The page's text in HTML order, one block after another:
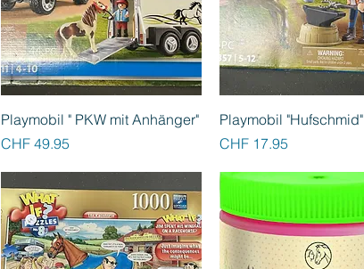
Schnellansicht
Playmobil " PKW mit Anhänger"
Preis
CHF 49.95
Schnellansicht
Playmobil "Hufschmid"
Preis
CHF 17.95